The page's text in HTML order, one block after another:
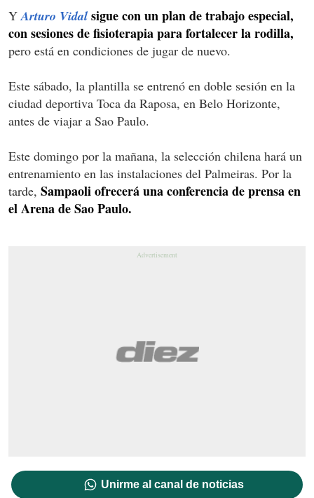
Y Arturo Vidal sigue con un plan de trabajo especial,
con sesiones de fisioterapia para fortalecer la rodilla,
pero está en condiciones de jugar de nuevo.
Este sábado, la plantilla se entrenó en doble sesión en la
ciudad deportiva Toca da Raposa, en Belo Horizonte,
antes de viajar a Sao Paulo.
Este domingo por la mañana, la selección chilena hará un
entrenamiento en las instalaciones del Palmeiras. Por la
tarde, Sampaoli ofrecerá una conferencia de prensa en
el Arena de Sao Paulo.
Unirme al canal de noticias